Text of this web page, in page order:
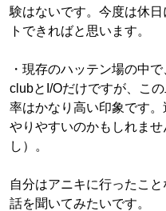
験はないです。今度は休
トできればと思います。
・現存のハッテン場の中
clubとI/Oだけですが、こ
率はかなり高い印象です
やりやすいのかもしれま
し）。
自分はアニキに行ったこ
話を聞いてみたいです。